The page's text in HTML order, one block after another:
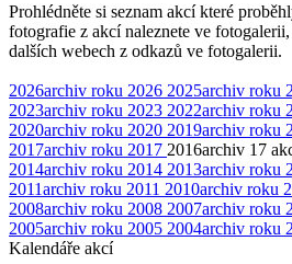
Prohlédněte si seznam akcí které
fotografie z akcí naleznete ve
dalších webech z odkazů ve fotogalerii.
2026archiv roku 2026 2025archiv roku
2023archiv roku 2023 2022archiv roku
2020archiv roku 2020 2019archiv roku
2017archiv roku 2017 2016archiv 17
2014archiv roku 2014 2013archiv roku
2011archiv roku 2011 2010archiv roku
2008archiv roku 2008 2007archiv roku
2005archiv roku 2005 2004archiv roku
Kalendáře akcí